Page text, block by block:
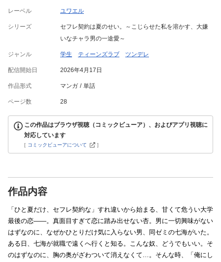
レーベル ユワエル
シリーズ
セフレ契約は夏のせい。～こじらせた私を溶かす、大嫌
いなチャラ男の一途愛～
ジャンル 学生 ティーンズラブ ツンデレ
配信開始日 2026年4月17日
作品形式 マンガ 単話
ページ数 28
この作品はブラウザ視聴（コミックビューア）、およびアプリ視聴に
対応しています
[ コミックビューアについて ]
作品内容
「ひと夏だけ、セフレ契約な」すれ違いから始まる、甘くて危うい大学
最後の恋――。真面目すぎて恋に踏み出せない杏。男に一切興味がない
はずなのに、なぜかひとりだけ気に入らない男、同ゼミの七海がいた。
ある日、七海が就職で遠くへ行くと知る。こんな奴、どうでもいい。そ
のはずなのに、胸の奥がざわついて消えなくて…。そんな時、「俺にし